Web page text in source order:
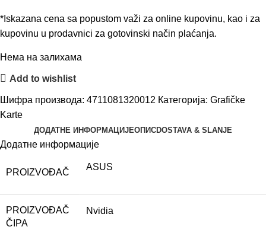
*Iskazana cena sa popustom važi za online kupovinu, kao i za
kupovinu u prodavnici za gotovinski način plaćanja.
Нема на залихама
Add to wishlist
Шифра производа: 4711081320012 Категорија: Grafičke
Karte
ДОДАТНЕ ИНФОРМАЦИЈЕОПИСDOSTAVA & SLANJE
Додатне информације
PROIZVOĐAČ
ASUS
PROIZVOĐAČ
ČIPA
Nvidia